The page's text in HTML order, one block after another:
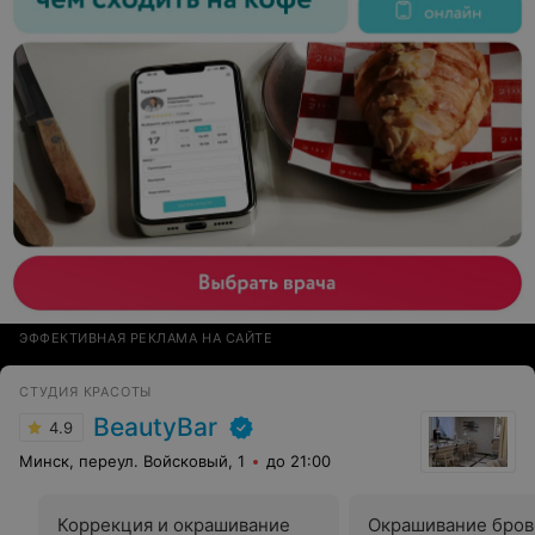
ЭФФЕКТИВНАЯ РЕКЛАМА НА САЙТЕ
СТУДИЯ КРАСОТЫ
4.9 BeautyBar
Минск, переул. Войсковый, 1 до 21:00
Коррекция и окрашивание Окрашивание